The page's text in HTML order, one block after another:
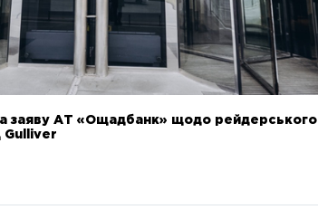
заяву АТ «Ощадбанк» щодо рейдерського
Gulliver